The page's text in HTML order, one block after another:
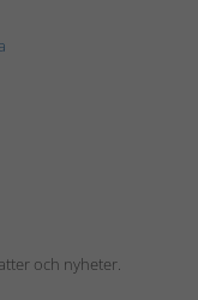
och nyheter.